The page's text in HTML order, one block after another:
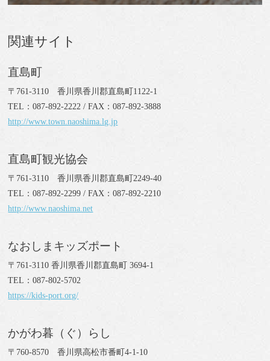
関連サイト
直島町
〒761-3110 香川県香川郡直島町1122-1
TEL：087-892-2222 / FAX：087-892-3888
http://www.town.naoshima.lg.jp
直島町観光協会
〒761-3110 香川県香川郡直島町2249-40
TEL：087-892-2299 / FAX：087-892-2210
http://www.naoshima.net
なおしまキッズポート
〒761-3110 香川県香川郡直島町 3694-1
TEL：087-802-5702
https://kids-port.org/
かがわ暮（ぐ）らし
〒760-8570 香川県高松市番町4-1-10